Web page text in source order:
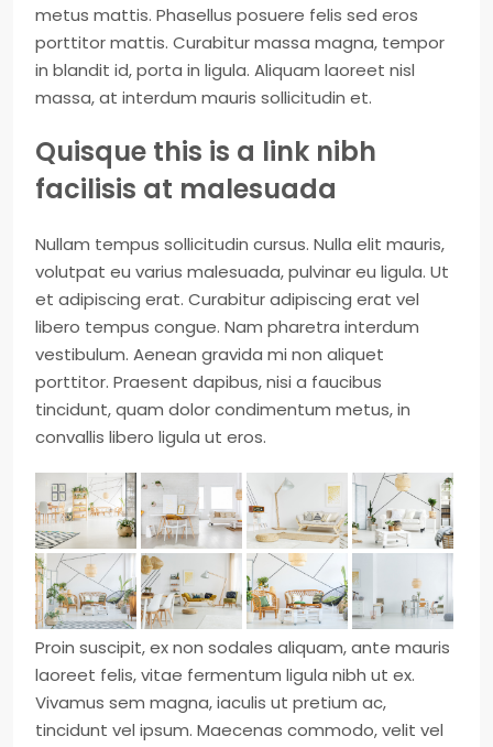
metus mattis. Phasellus posuere felis sed eros
porttitor mattis. Curabitur massa magna, tempor
in blandit id, porta in ligula. Aliquam laoreet nisl
massa, at interdum mauris sollicitudin et.
Quisque this is a link nibh
facilisis at malesuada
Nullam tempus sollicitudin cursus. Nulla elit mauris,
volutpat eu varius malesuada, pulvinar eu ligula. Ut
et adipiscing erat. Curabitur adipiscing erat vel
libero tempus congue. Nam pharetra interdum
vestibulum. Aenean gravida mi non aliquet
porttitor. Praesent dapibus, nisi a faucibus
tincidunt, quam dolor condimentum metus, in
convallis libero ligula ut eros.
Proin suscipit, ex non sodales aliquam, ante mauris
laoreet felis, vitae fermentum ligula nibh ut ex.
Vivamus sem magna, iaculis ut pretium ac,
tincidunt vel ipsum. Maecenas commodo, velit vel